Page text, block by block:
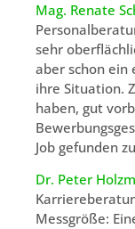
Mag. Renate
sehr
aber schon ein
ihre Situation.
haben, gut
Job gefunden
Dr. Peter
Messgröße: